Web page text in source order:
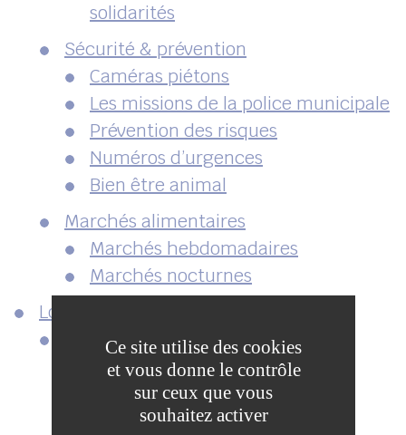
solidarités
Sécurité & prévention
Caméras piétons
Les missions de la police municipale
Prévention des risques
Numéros d’urgences
Bien être animal
Marchés alimentaires
Marchés hebdomadaires
Marchés nocturnes
Loisirs
Culture
Saison culturelle
Salon de printemps
Participez à l’Université du
Ce site utilise des cookies
et vous donne le contrôle
sur ceux que vous
souhaitez activer